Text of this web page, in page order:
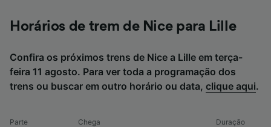
Horários de trem de Nice para Lille
Confira os próximos trens de Nice a Lille em terça-
feira 11 agosto. Para ver toda a programação dos
trens ou buscar em outro horário ou data, clique aqui.
Parte Chega Duração